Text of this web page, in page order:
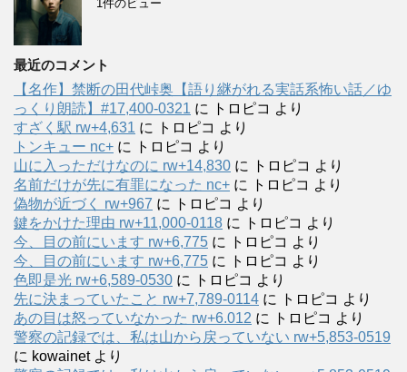
1件のビュー
最近のコメント
【名作】禁断の田代峠奥【語り継がれる実話系怖い話／ゆ
っくり朗読】#17,400-0321 に トロピコ より
すざく駅 rw+4,631 に トロピコ より
トンキュー nc+ に トロピコ より
山に入っただけなのに rw+14,830 に トロピコ より
名前だけが先に有罪になった nc+ に トロピコ より
偽物が近づく rw+967 に トロピコ より
鍵をかけた理由 rw+11,000-0118 に トロピコ より
今、目の前にいます rw+6,775 に トロピコ より
今、目の前にいます rw+6,775 に トロピコ より
色即是光 rw+6,589-0530 に トロピコ より
先に決まっていたこと rw+7,789-0114 に トロピコ より
あの目は怒っていなかった rw+6.012 に トロピコ より
警察の記録では、私は山から戻っていない rw+5,853-0519
に kowainetより